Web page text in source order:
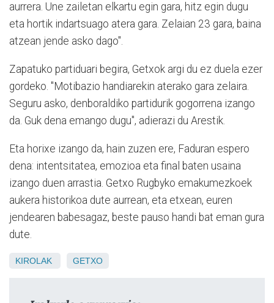
aurrera. Une zailetan elkartu egin gara, hitz egin dugu
eta hortik indartsuago atera gara. Zelaian 23 gara, baina
atzean jende asko dago".
Zapatuko partiduari begira, Getxok argi du ez duela ezer
gordeko. "Motibazio handiarekin aterako gara zelaira.
Seguru asko, denboraldiko partidurik gogorrena izango
da. Guk dena emango dugu", adierazi du Arestik.
Eta horixe izango da, hain zuzen ere, Faduran espero
dena: intentsitatea, emozioa eta final baten usaina
izango duen arrastia. Getxo Rugbyko emakumezkoek
aukera historikoa dute aurrean, eta etxean, euren
jendearen babesagaz, beste pauso handi bat eman gura
dute.
KIROLAK GETXO